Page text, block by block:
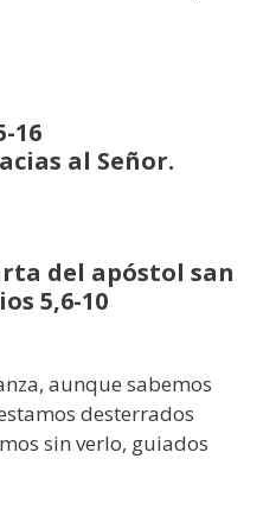
16
al Señor.
del apóstol san
5,6-10
aunque sabemos
desterrados
sin verlo, guiados